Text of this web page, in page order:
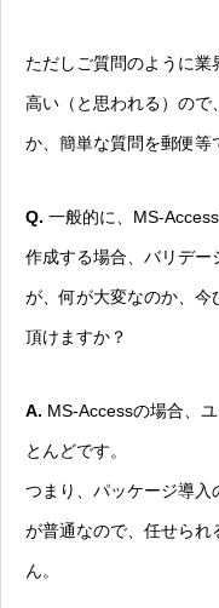
ただしご質問のように
高い（と思われる）ので
か、簡単な質問を郵便等
Q. 一般的に、MS-
作成する場合、バリデー
が、何が大変なのか、今
頂けますか？
A. MS-Accessの場合、
とんどです。
つまり、パッケージ導
が普通なので、任せら
ん。